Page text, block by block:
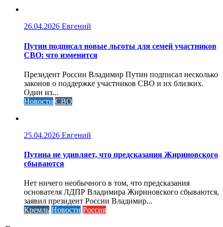
26.04.2026 Евгений
Путин подписал новые льготы для семей участников
СВО: что изменится
Президент России Владимир Путин подписал несколько
законов о поддержке участников СВО и их близких.
Один из...
Новости СВО
25.04.2026 Евгений
Путина не удивляет, что предсказания Жириновского
сбываются
Нет ничего необычного в том, что предсказания
основателя ЛДПР Владимира Жириновского сбываются,
заявил президент России Владимир...
Кремль Новости Россия